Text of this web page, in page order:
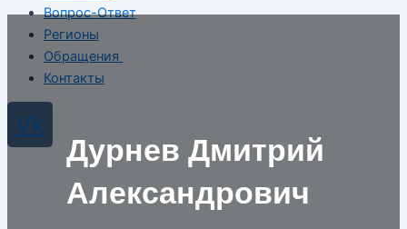
Вопрос-Ответ
Регионы
Обращения
Контакты
Vk
Дурнев Дмитрий
Александрович